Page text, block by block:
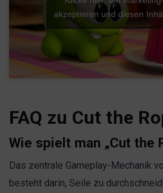
akzeptieren und diesen
FAQ zu Cut the
Wie spielt man „Cut the
Das zentrale Gameplay-Mechanik
besteht darin, Seile zu